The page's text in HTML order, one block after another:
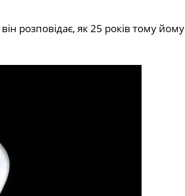
розповідає, як 25 років тому йому